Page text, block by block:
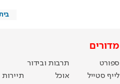
מדורים
ספורט
תרבות ובידור
לייף סטייל
אוכל
תיירות